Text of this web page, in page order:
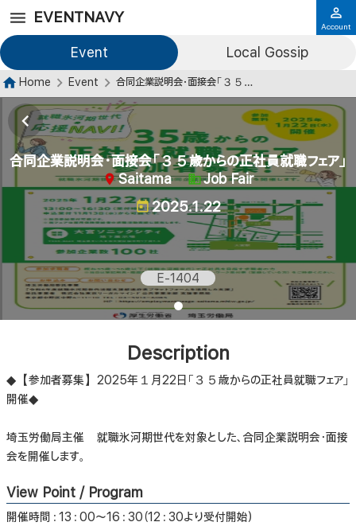
EVENTNAVY
Event Local Gossip
Account
Home Event 合同企業説明会・面接会「３５歳からの正社員就職フェア」
合同企業説明会・面接会「３５歳からの正社員就職フェア」
Saitama Job Fair
2025.1.22
E-1404
Description
◆【参加者募集】2025年１月22日「３５歳からの正社員就職フェア」
開催◆
埼玉労働局主催 就職氷河期世代を対象とした、合同企業説明会・面接
会を開催します。
View Point / Program
開催時間：13：00～16：30（12：30より受付開始）